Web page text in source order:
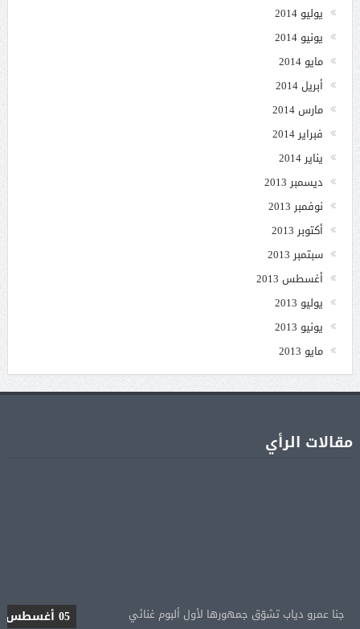
يوليو 2014
يونيو 2014
مايو 2014
أبريل 2014
مارس 2014
فبراير 2014
يناير 2014
ديسمبر 2013
نوفمبر 2013
أكتوبر 2013
سبتمبر 2013
أغسطس 2013
يوليو 2013
يونيو 2013
مايو 2013
مقالات الرأي